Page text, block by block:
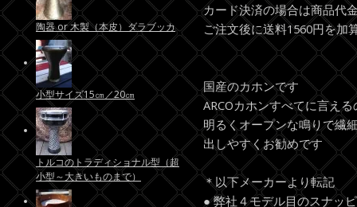
カード決済の場合は商品
ご注文後に送料1560円を加
国産のカホンです
ARCOカホンすべてに言える
明るくオープンな鳴りで繊
出しやすくお勧めです
＊以下メーカーより転記
● 弊社４モデル目のスナッ
陶器 or 木製（本皮）ダラブッカ
小型サイズ15㎝／20㎝
トルコのトラディショナル型（超
小型～大きいものまで）